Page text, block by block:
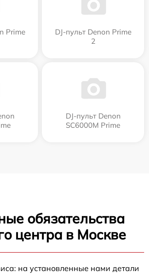
Prime
DJ-пульт Denon Prime
2
DJ-пульт Denon
SC6000M Prime
обязательства
центра в Москве
на установленные нами детали